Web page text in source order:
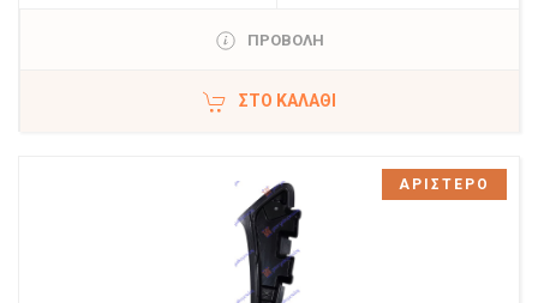
ΠΡΟΒΟΛΗ
ΣΤΟ ΚΑΛΆΘΙ
ΑΡΙΣΤΕΡΟ